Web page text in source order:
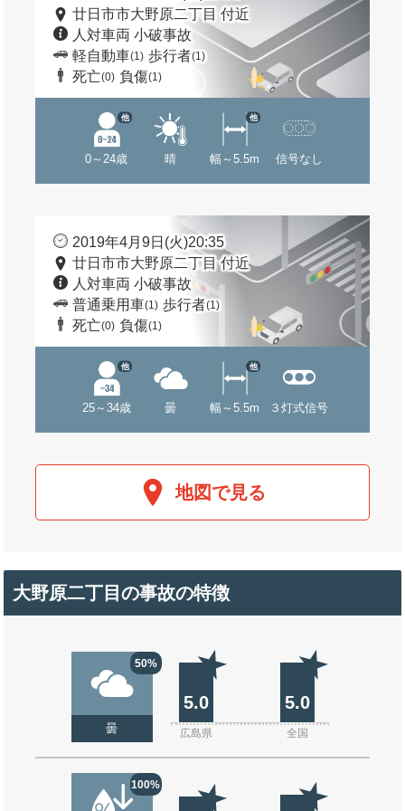
廿日市市大野原二丁目 付近
人対車両 小破事故
軽自動車(1) 歩行者(1)
死亡(0) 負傷(1)
0～24歳
他
晴 幅～5.5m
他
信号なし
2019年4月9日(火)20:35
廿日市市大野原二丁目 付近
人対車両 小破事故
普通乗用車(1) 歩行者(1)
死亡(0) 負傷(1)
25～34歳
他
曇 幅～5.5m
他
３灯式信号
地図で見る
大野原二丁目の事故の特徴
50%
曇
5.0 5.0
広島県 全国
100%